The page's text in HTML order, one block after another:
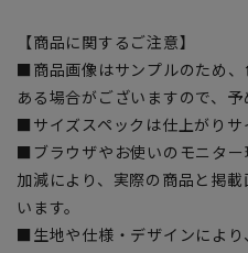
【商品に関するご注意】
■商品画像はサンプルのため
ある場合がございますので、予
■サイズスペックは仕上がりサ
■ブラウザやお使いのモニタ
加減により、実際の商品と掲
います。
■生地や仕様・デザインによ